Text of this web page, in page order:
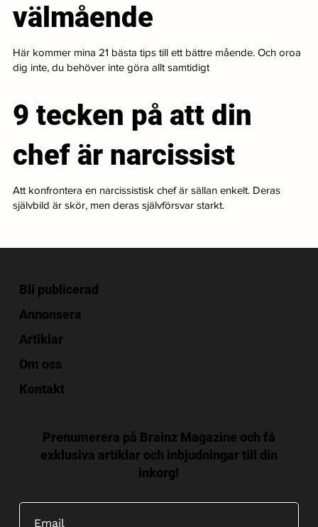
välmående
Här kommer mina 21 bästa tips till ett bättre mående. Och oroa
dig inte, du behöver inte göra allt samtidigt
9 tecken på att din
chef är narcissist
Att konfrontera en narcissistisk chef är sällan enkelt. Deras
självbild är skör, men deras självförsvar starkt.
Bli publicerad
Annonsera
Artiklar
Om oss
Kontakt
Prenumerera på Brainz Magazine och få
exklusiva artiklar och inbjudningar till din
inkorg!